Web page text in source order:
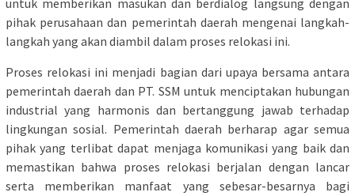
untuk memberikan masukan dan berdialog langsung dengan
pihak perusahaan dan pemerintah daerah mengenai langkah-
langkah yang akan diambil dalam proses relokasi ini.
Proses relokasi ini menjadi bagian dari upaya bersama antara
pemerintah daerah dan PT. SSM untuk menciptakan hubungan
industrial yang harmonis dan bertanggung jawab terhadap
lingkungan sosial. Pemerintah daerah berharap agar semua
pihak yang terlibat dapat menjaga komunikasi yang baik dan
memastikan bahwa proses relokasi berjalan dengan lancar
serta memberikan manfaat yang sebesar-besarnya bagi